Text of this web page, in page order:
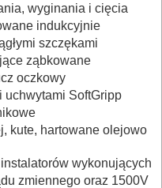
wyginania i cięcia
indukcyjnie
szczękami
ząbkowane
oczkowy
uchwytami SoftGripp
kute, hartowane olejowo
wykonujących
zmiennego oraz 1500V